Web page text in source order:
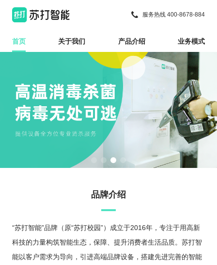
首页 关于我们 产品介绍 业务模式
服务热线 400-8678-884
品牌介绍
“苏打智能”品牌（原“苏打校园”）成立于2016年，专注于用高新
科技的力量构筑智能生态，保障、提升消费者生活品质。苏打智
能以客户需求为导向，引进高端品牌设备，搭建先进完善的智能